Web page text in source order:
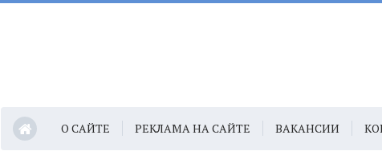
О САЙТЕ РЕКЛАМА НА САЙТЕ ВАКАНСИИ